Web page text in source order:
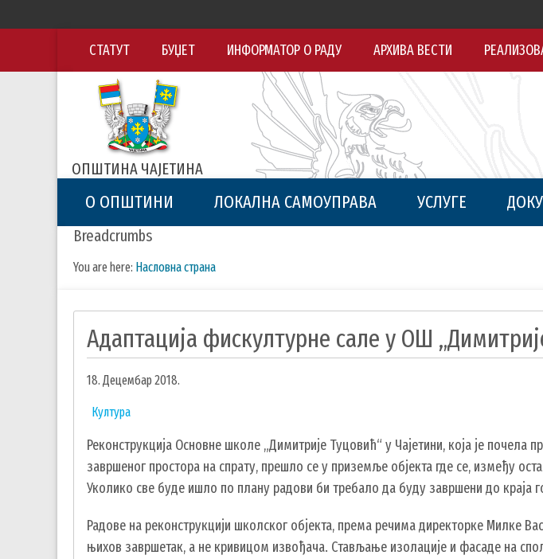
СТАТУТ БУЏЕТ ИНФОРМАТОР О РАДУ АРХИВА ВЕСТИ
ОПШТИНА ЧАЈЕТИНА
О ОПШТИНИ ЛОКАЛНА САМОУПРАВА УСЛУГЕ
Breadcrumbs
You are here: Насловна страна
Адаптација фискултурне сале у ОШ
18. Децембар 2018.
Култура
Реконструкција Основне школе „Димитрије Туцовић“ у Чајетини, која је
завршеног простора на спрату, прешло се у приземље објекта где се, између
Уколико све буде ишло по плану радови би требало да буду завршени до краја
Радове на реконструкцији школског објекта, према речима директорке Милке
њихов завршетак, а не кривицом извођача. Стављање изолације и фасаде на